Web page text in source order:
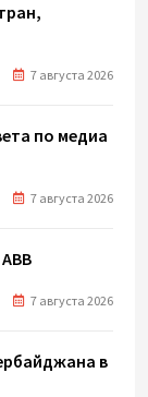
7 августа 2026
по медиа
7 августа 2026
7 августа 2026
в